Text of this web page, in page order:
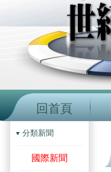
回首頁
分類新聞
國際新聞